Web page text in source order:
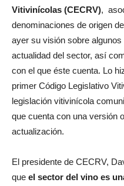
Vitivinícolas (CECRV),
denominaciones de origen
ayer su visión sobre
actualidad del sector, así
con el que éste cuenta. Lo
primer Código Legislativo
legislación vitivinícola
que cuenta con una versión
actualización.
El presidente de CECRV,
que el sector del vino es